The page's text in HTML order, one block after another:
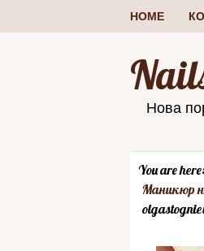
HOME
Нова
You are
Маникюр